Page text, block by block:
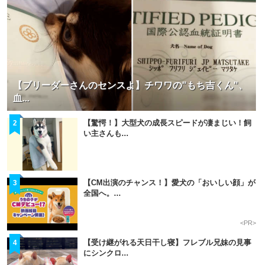
【ブリーダーさんのセンスよ】チワワの"もち吉くん"、
血...
2
【驚愕！】大型犬の成長スピードが凄まじい！飼
い主さんも...
3
【CM出演のチャンス！】愛犬の「おいしい顔」が
全国へ。...
<PR>
4
【受け継がれる天日干し寝】フレブル兄妹の見事
にシンクロ...